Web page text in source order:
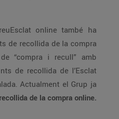
online també ha
de recollida de la compra
l’Esclat
Actualment el Grup ja
de la compra online.